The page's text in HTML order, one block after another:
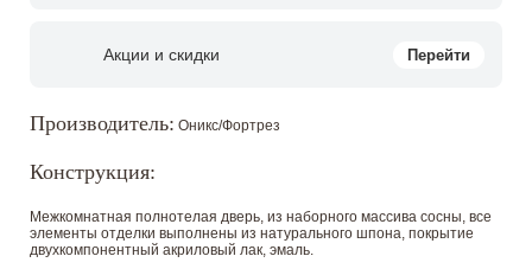
Акции и скидки Перейти
Производитель: Оникс/Фортрез
Конструкция:
Межкомнатная полнотелая дверь, из наборного массива сосны, все
элементы отделки выполнены из натурального шпона, покрытие
двухкомпонентный акриловый лак, эмаль.